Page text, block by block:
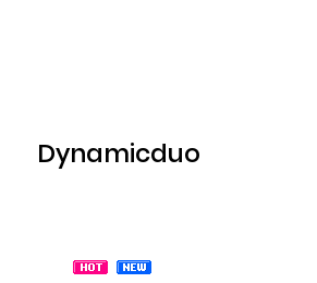
Dynamicduo